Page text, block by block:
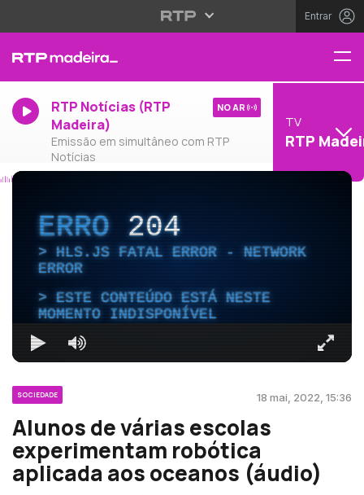
Entrar
RTP Notícias (RTP
Madeira)
Emissão em simultâneo com RTP
Notícias
NO AR
TV
RTP
ERRO204
HLS.JS FATAL ERROR - NETWORK
ERROR
ESTE CONTEÚDO ESTÁ NESTE
MOMENTO INDISPONÍVEL
SOCIEDADE 18 mai, 2022, 15:36
Alunos de várias escolas
experimentam robótica
aplicada aos oceanos (áudio)